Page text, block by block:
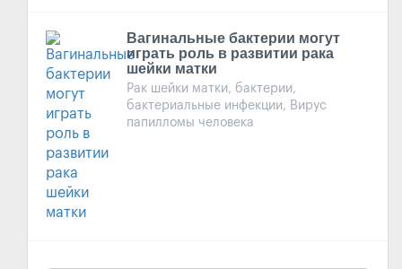
Вагинальные бактерии могут
играть роль в развитии рака
шейки матки
Рак шейки матки, бактерии,
бактериальные инфекции, Вирус
папилломы человека